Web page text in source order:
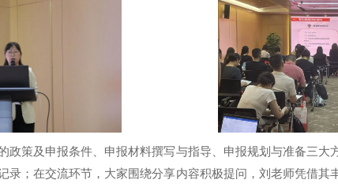
政策及申报条件、申报材料撰写与指导、申报规划与准备三大
录；在交流环节，大家围绕分享内容积极提问，刘老师凭借其